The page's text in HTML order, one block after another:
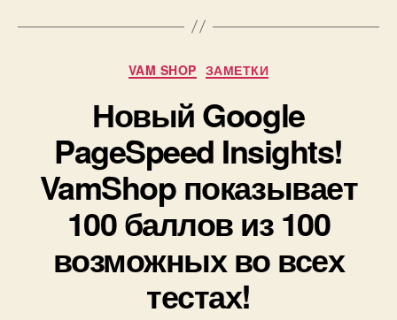
Рубрики
VAM SHOP ЗАМЕТКИ
Новый Google
PageSpeed Insights!
VamShop показывает
100 баллов из 100
возможных во всех
тестах!